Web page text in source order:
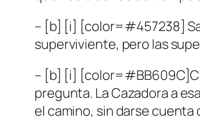
– [b] [i] [color=#457238]
superviviente, pero las
– [b] [i]
pregunta. La Cazadora a
el camino, sin darse cuenta